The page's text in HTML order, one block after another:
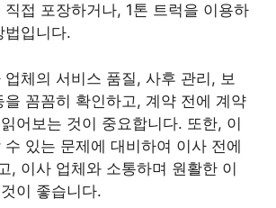
직접 포장하거나, 1톤 트럭을 이용하
법입니다.
체의 서비스 품질, 사후 관리, 보
을 꼼꼼히 확인하고, 계약 전에 계약
어보는 것이 중요합니다. 또한, 이
있는 문제에 대비하여 이사 전에
, 이사 업체와 소통하며 원활한 이
이 좋습니다.